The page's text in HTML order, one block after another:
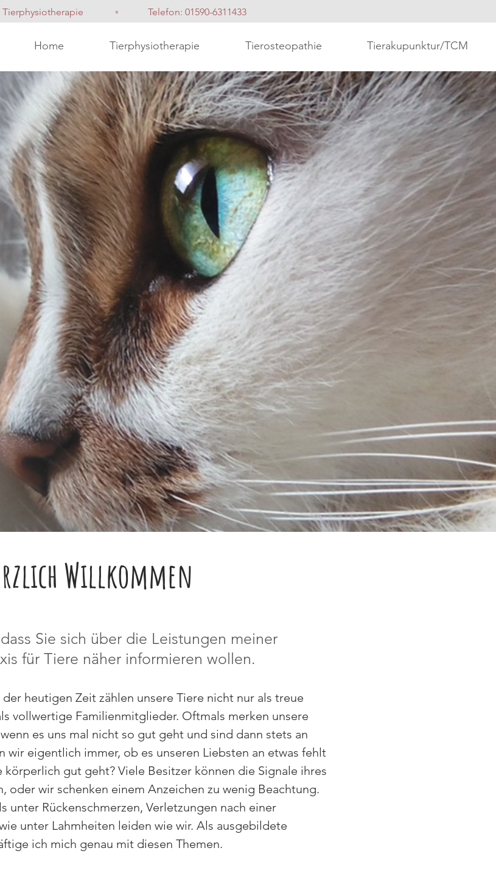
Tierphysiotherapie ◦ Telefon: 01590-6311433
Home Tierphysiotherapie Tierosteopathie Tierakupunktur/TCM
Willkommen
Sie sich über die Leistungen meiner
für Tiere näher informieren wollen.
heutigen Zeit zählen unsere Tiere nicht nur als treue
vollwertige Familienmitglieder. Oftmals merken unsere
es uns mal nicht so gut geht und sind dann stets an
wir eigentlich immer, ob es unseren Liebsten an etwas fehlt
körperlich gut geht? Viele Besitzer können die Signale ihres
oder wir schenken einem Anzeichen zu wenig Beachtung.
unter Rückenschmerzen, Verletzungen nach einer
unter Lahmheiten leiden wie wir. Als ausgebildete
ich mich genau mit diesen Themen.